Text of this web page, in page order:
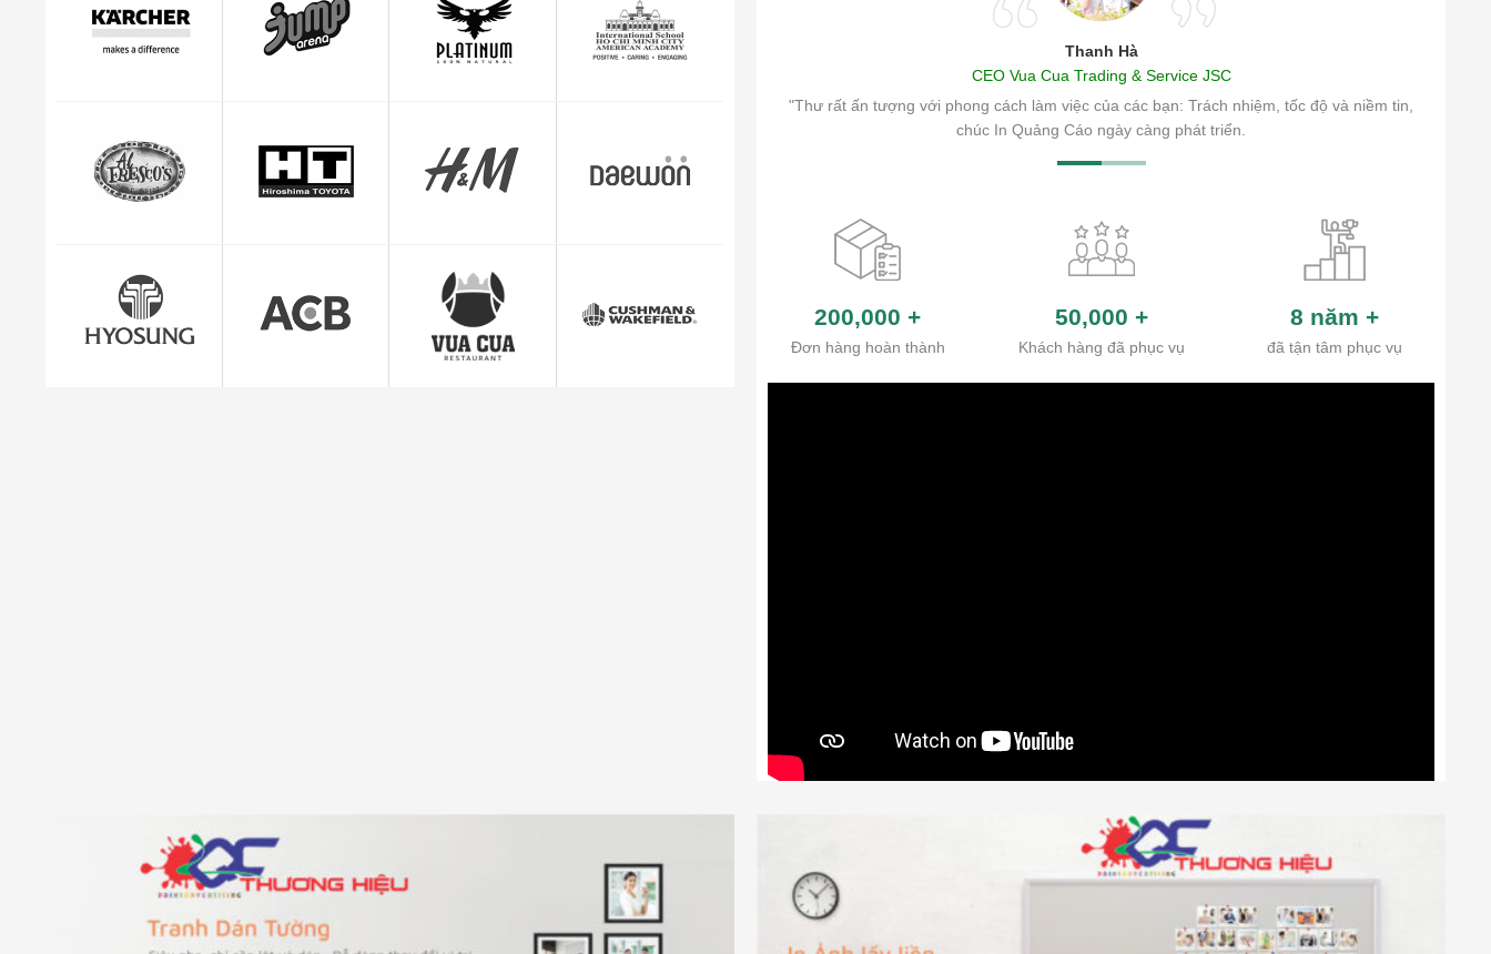
Thanh Hà
CEO Vua Cua Trading & Service JSC
"Thư rất ấn tượng với phong cách làm việc của các bạn: Trách nhiệm, tốc độ và niềm tin,
chúc In Quảng Cáo ngày càng phát triển.
Kevin trọng
200,000 +
Đơn hàng hoàn thành
50,000 +
Khách hàng đã phục vụ
8 năm +
đã tận tâm phục vụ